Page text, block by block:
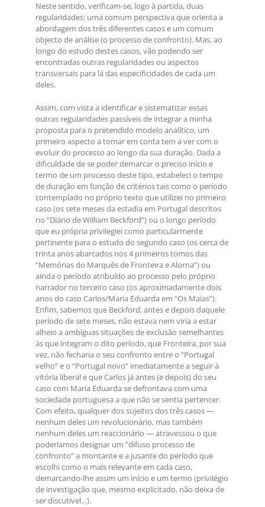
Neste sentido, verificam-se, logo à partida, duas
regularidades: uma comum perspectiva que orienta a
abordagem dos três diferentes casos e um comum
objecto de análise (o processo de confronto). Mas, ao
longo do estudo destes casos, vão podendo ser
encontradas outras regularidades ou aspectos
transversais para lá das especificidades de cada um
deles.
Assim, com vista a identificar e sistematizar essas
outras regularidades passíveis de integrar a minha
proposta para o pretendido modelo analítico, um
primeiro aspecto a tomar em conta tem a ver com o
evoluir do processo ao longo da sua duração. Dada a
dificuldade de se poder demarcar o preciso início e
termo de um processo deste tipo, estabeleci o tempo
de duração em função de critérios tais como o período
contemplado no próprio texto que utilizei no primeiro
caso (os sete meses da estadia em Portugal descritos
no “Diário de William Beckford”) ou o longo período
que eu própria privilegiei como particularmente
pertinente para o estudo do segundo caso (os cerca de
trinta anos abarcados nos 4 primeiros tomos das
“Memórias do Marquês de Fronteira e Alorna”) ou
ainda o período atribuído ao processo pelo próprio
narrador no terceiro caso (os aproximadamente dois
anos do caso Carlos/Maria Eduarda em “Os Maias”).
Enfim, sabemos que Beckford, antes e depois daquele
período de sete meses, não estava nem viria a estar
alheio a ambíguas situações de exclusão semelhantes
às que integram o dito período, que Fronteira, por sua
vez, não fecharia o seu confronto entre o “Portugal
velho” e o “Portugal novo” imediatamente a seguir à
vitória liberal e que Carlos já antes (e depois) do seu
caso com Maria Eduarda se defrontava com uma
sociedade portuguesa a que não se sentia pertencer.
Com efeito, qualquer dos sujeitos dos três casos —
nenhum deles um revolucionário, mas também
nenhum deles um reaccionário — atravessou o que
poderíamos designar um “difuso processo de
confronto” a montante e a jusante do período que
escolhi como o mais relevante em cada caso,
demarcando-lhe assim um início e um termo (privilégio
de investigação que, mesmo explicitado, não deixa de
ser discutível…).